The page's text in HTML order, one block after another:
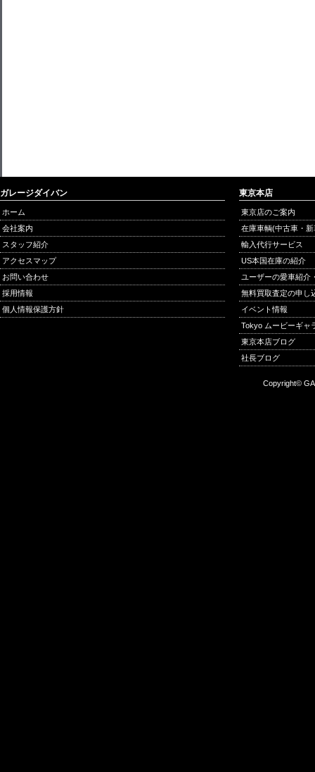
ガレージダイバン
ホーム
会社案内
スタッフ紹介
アクセスマップ
お問い合わせ
採用情報
個人情報保護方針
東京本店
東京店のご案内
在庫車輌(中古車・
輸入代行サービス
US本国在庫の紹介
ユーザーの愛車紹介
無料買取査定の申し
イベント情報
Tokyo ムービーギャ
東京本店ブログ
社長ブログ
Copyright©